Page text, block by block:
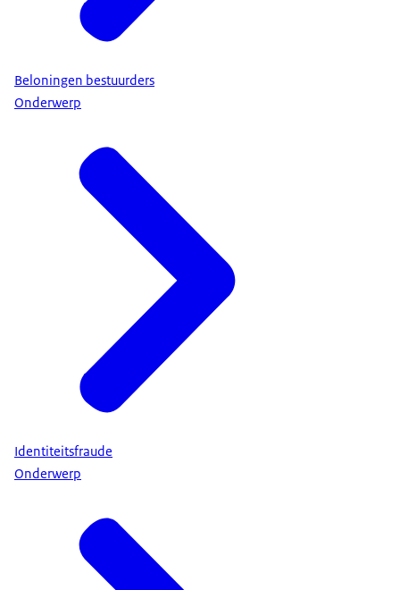
Beloningen bestuurders
Onderwerp
Identiteitsfraude
Onderwerp